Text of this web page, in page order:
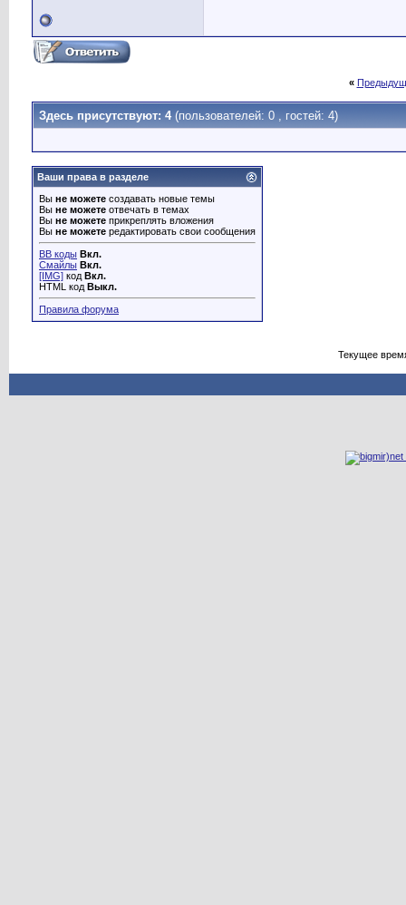
«
Здесь присутствуют: 4 (пользователей: 0 , гостей: 4)
Ваши права в разделе
Вы не можете создавать новые темы
Вы не можете отвечать в темах
Вы не можете прикреплять вложения
Вы не можете редактировать свои сообщения
BB коды Вкл.
Смайлы Вкл.
[IMG] код Вкл.
HTML код Выкл.
Правила форума
Текущее